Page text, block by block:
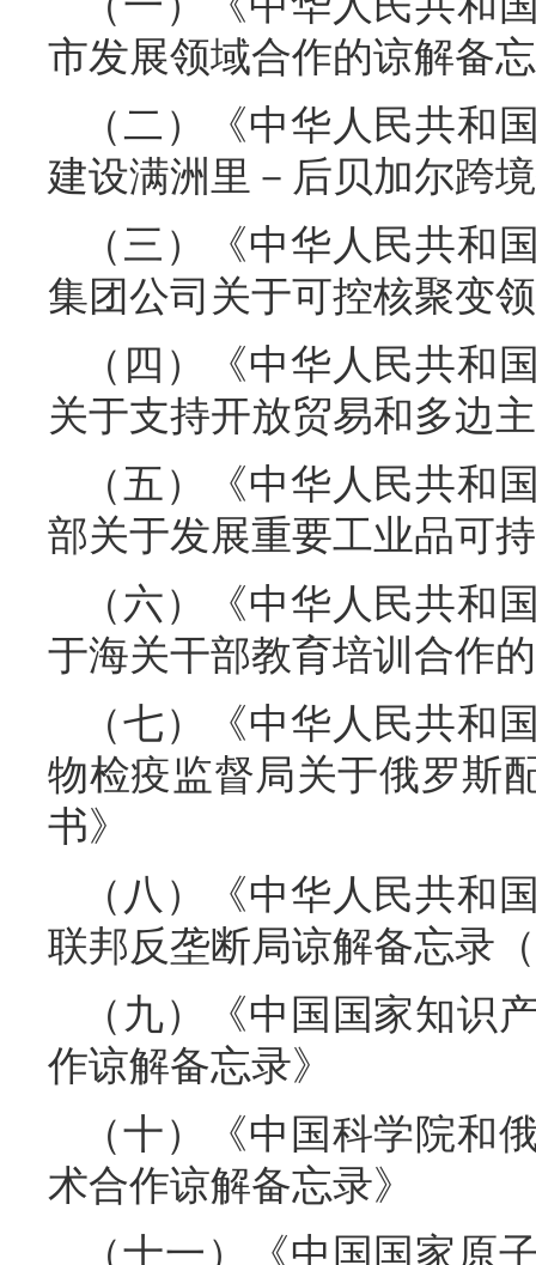
市发展领域合作的谅解备
（二）《中华人民共和
建设满洲里－后贝加尔跨
（三）《中华人民共和
集团公司关于可控核聚变
（四）《中华人民共和
关于支持开放贸易和多边
（五）《中华人民共和
部关于发展重要工业品可
（六）《中华人民共和
于海关干部教育培训合作
（七）《中华人民共和
物检疫监督局关于俄罗斯
书》
（八）《中华人民共和
联邦反垄断局谅解备忘录
（九）《中国国家知识
作谅解备忘录》
（十）《中国科学院和
术合作谅解备忘录》
（十一）《中国国家原